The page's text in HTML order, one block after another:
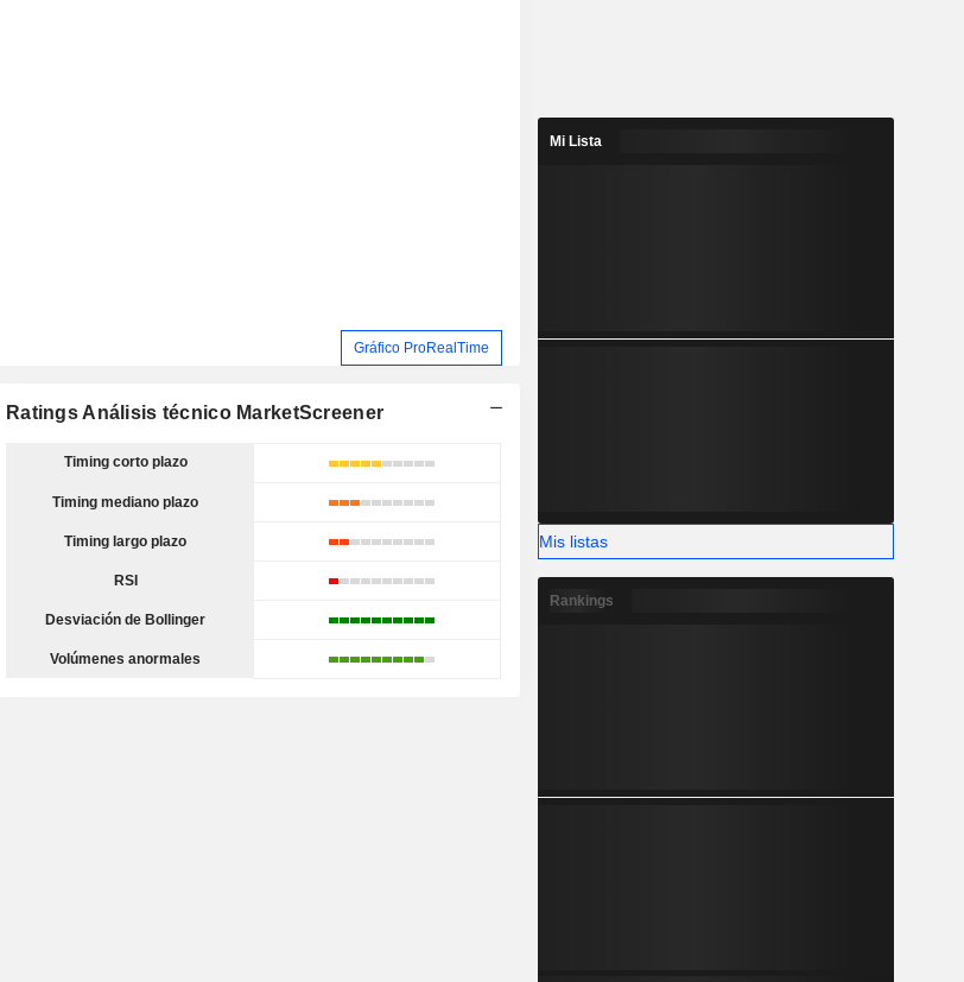
Gráfico ProRealTime
Ratings Análisis técnico MarketScreener
Timing corto plazo
Timing mediano plazo
Timing largo plazo
RSI
Desviación de Bollinger
Volúmenes anormales
Mi Lista
Mis listas
Rankings